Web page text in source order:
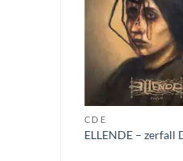
CD E
ELLENDE – zerfall